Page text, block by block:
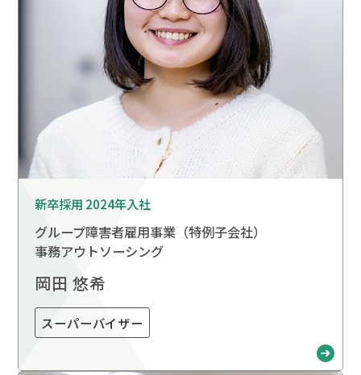
新卒採用 2024年入社
グループ障害者雇用事業（特例子会社）
事務アウトソーシング
岡田 悠希
スーパーバイザー